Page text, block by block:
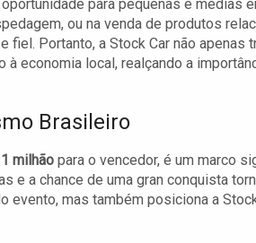
para pequenas e médias
ou na venda de produtos
Portanto, a Stock Car não apenas
economia local, realçando a
Brasileiro
1 milhão para o vencedor, é um marco
e a chance de uma gran conquista
mas também posiciona a